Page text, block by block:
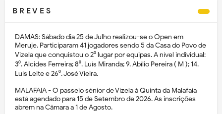
B R E V E S
DAMAS: Sábado dia 25 de Julho realizou-se o Open em
Meruje. Participaram 41 jogadores sendo 5 da Casa do Povo de
Vizela que conquistou o 2⁰ lugar por equipas. A nível individual:
3⁰. Alcides Ferreira; 8⁰. Luís Miranda; 9. Abílio Pereira ( M ); 14.
Luís Leite e 26⁰. José Vieira.
MALAFAIA - O passeio sénior de Vizela à Quinta da Malafaia
está agendado para 15 de Setembro de 2026. As inscrições
abrem na Câmara a 1 de Agosto.